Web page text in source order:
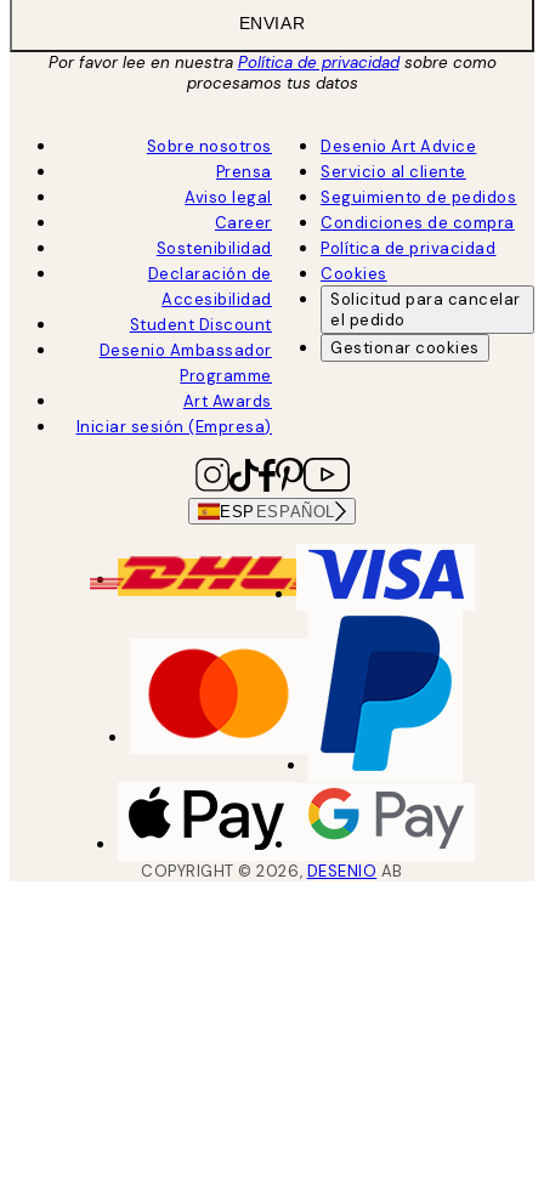
ENVIAR
Por favor lee en nuestra Política de privacidadsobre como
procesamos tus datos
Sobre nosotros
Prensa
Aviso legal
Career
Sostenibilidad
Declaración de
Accesibilidad
Student Discount
Desenio Ambassador
Programme
Art Awards
Iniciar sesión (Empresa)
Desenio Art Advice
Servicio al cliente
Seguimiento de pedidos
Condiciones de compra
Política de privacidad
Cookies
Solicitud para cancelar
el pedido
Gestionar cookies
ESP ESPAÑOL
COPYRIGHT ©2026, DESENIO AB